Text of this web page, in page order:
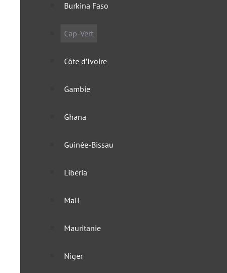
Burkina Faso
Cap-Vert
Côte d’Ivoire
Gambie
Ghana
Guinée-Bissau
Libéria
Mali
Mauritanie
Niger
Le Cap-Vert n’impose
10 mars 2022